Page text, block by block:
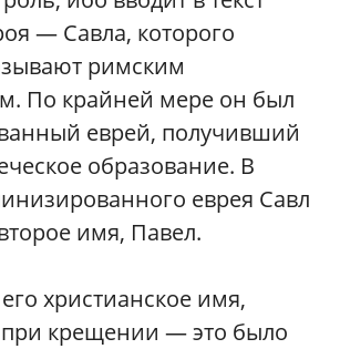
— Савла, которого
римским
По крайней мере он был
еврей, получивший
образование. В
еврея Савл
имя, Павел.
христианское имя,
крещении — это было